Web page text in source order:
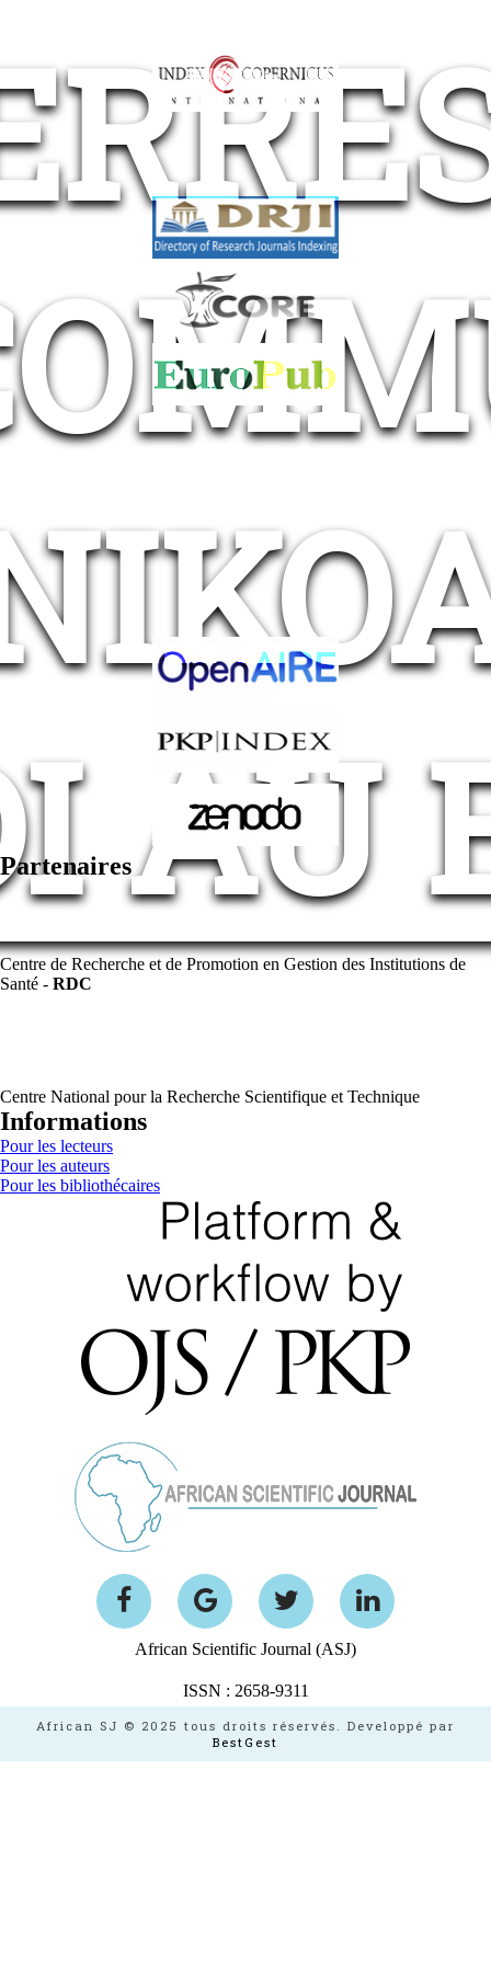
AU
Partenaires
Centre de Recherche et de Promotion en Gestion des Institutions de
Santé - RDC
Centre National pour la Recherche Scientifique et Technique
Informations
Pour les lecteurs
Pour les auteurs
Pour les bibliothécaires
African Scientific Journal (ASJ)
ISSN : 2658-9311
African SJ © 2025 tous droits réservés. Developpé par
BestGest